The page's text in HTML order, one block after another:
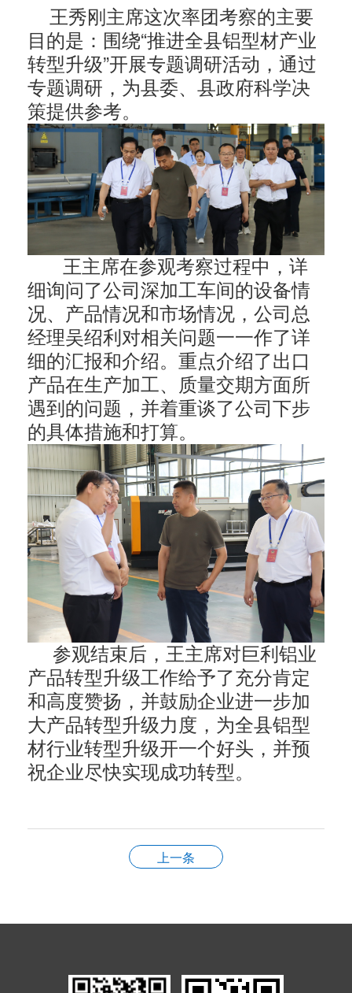
王秀刚主席这次率团考察的主要
目的是：围绕“推进全县铝型材产业
转型升级”开展专题调研活动，通过
专题调研，为县委、县政府科学决
策提供参考。
王主席在参观考察过程中，详
细询问了公司深加工车间的设备情
况、产品情况和市场情况，公司总
经理吴绍利对相关问题一一作了详
细的汇报和介绍。重点介绍了出口
产品在生产加工、质量交期方面所
遇到的问题，并着重谈了公司下步
的具体措施和打算。
参观结束后，王主席对巨利铝业
产品转型升级工作给予了充分肯定
和高度赞扬，并鼓励企业进一步加
大产品转型升级力度，为全县铝型
材行业转型升级开一个好头，并预
祝企业尽快实现成功转型。
上一条